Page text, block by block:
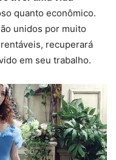
quanto econômico.
unidos por muito
recuperará
em seu trabalho.